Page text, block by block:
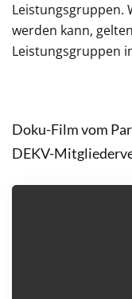
Leistungsgruppen.
werden kann,
Leistungsgruppen
Doku-Film vom
DEKV-